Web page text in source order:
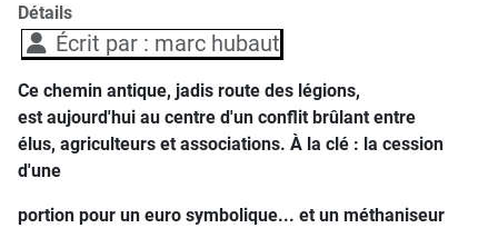
Détails
Écrit par : marc hubaut
Ce chemin antique, jadis route des légions,
est aujourd'hui au centre d'un conflit brûlant entre
élus, agriculteurs et associations. À la clé : la cession
d'une
portion pour un euro symbolique... et un méthaniseur